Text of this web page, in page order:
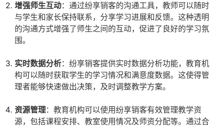
增强师生互动：通过纷享销客的沟通工具，教师可以随时
与学生和家长保持联系，分享学习进展和反馈。这种透明
的沟通方式增强了师生之间的互动，促进了良好的学习氛
围。
实时数据分析：纷享销客提供实时数据分析功能，教育机
构可以随时获取学生的学习情况和满意度数据。这使得管
理者能够快速做出决策，及时调整教学方案。
资源管理：教育机构可以使用纷享销客有效管理教学资
源，包括课程安排、教室使用情况及师资分配等。通过合